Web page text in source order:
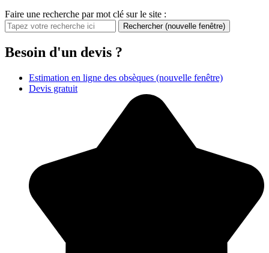
Faire une recherche par mot clé sur le site :
Rechercher (nouvelle fenêtre)
Besoin d'un devis ?
Estimation en ligne des obsèques (nouvelle fenêtre)
Devis gratuit